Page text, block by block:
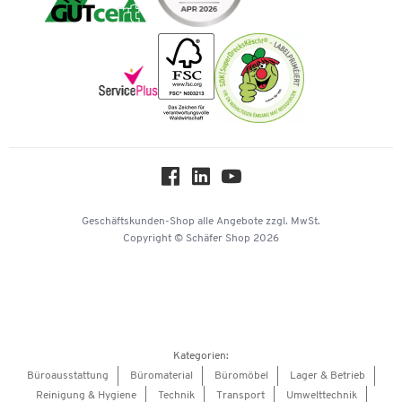
Karriere
Vorkasse
Geschäftskunden-Shop alle Angebote zzgl. MwSt.
Copyright © Schäfer Shop 2026
Kategorien:
Büroausstattung
Büromaterial Büromöbel
Lager & Betrieb
Reinigung & Hygiene
Technik Transport Umwelttechnik